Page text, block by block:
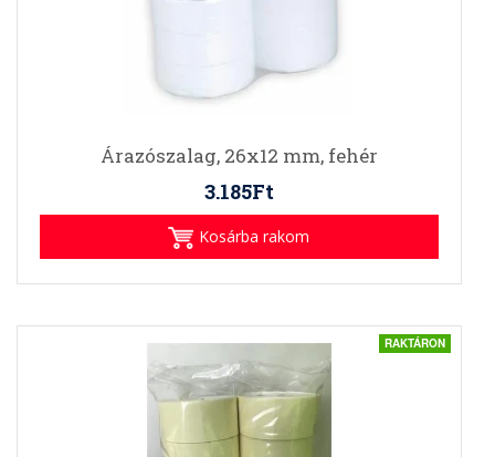
Árazószalag, 26x12 mm, fehér
3.185Ft
Kosárba rakom
RAKTÁRON